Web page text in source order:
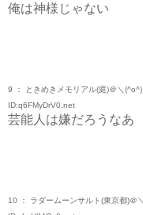
俺は神様じゃない
9 ： ときめきメモリアル(庭)＠＼
ID:q6FMyDrV0.net
芸能人は嫌だろうなあ
10 ： ラダームーンサルト(東京都)